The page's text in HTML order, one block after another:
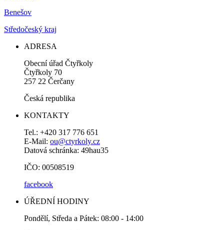
Benešov
Středočeský kraj
ADRESA
Obecní úřad Čtyřkoly
Čtyřkoly 70
257 22 Čerčany
Česká republika
KONTAKTY
Tel.: +420 317 776 651
E-Mail: ou@ctyrkoly.cz
Datová schránka: 49hau35
IČO: 00508519
facebook
ÚŘEDNÍ HODINY
Pondělí, Středa a Pátek: 08:00 - 14:00